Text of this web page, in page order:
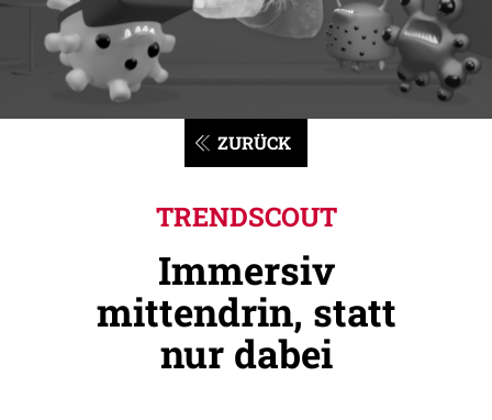
ZURÜCK
TRENDSCOUT
Immersiv
mittendrin, statt
nur dabei